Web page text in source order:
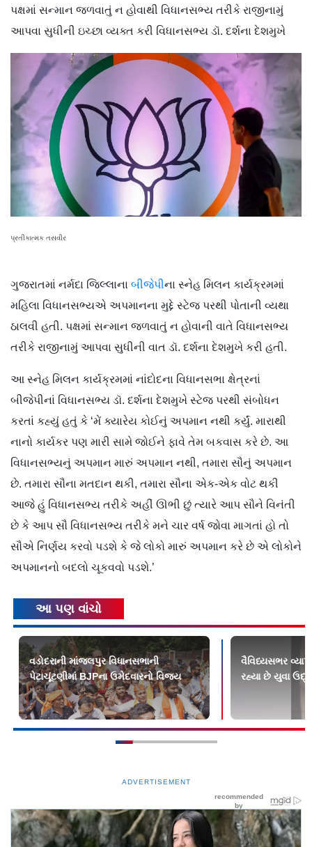
પક્ષમાં સન્માન જળવાતું ન હોવાથી વિધાનસભ્ય તરીકે રાજીનામું
આપવા સુધીની ઇચ્છા વ્યક્ત કરી વિધાનસભ્ય ડૉ. દર્શના દેશમુખે
પ્રતીકાત્મક તસવીર
ગુજરાતમાં નર્મદા જિલ્લાના બીજેપીના સ્નેહ મિલન કાર્યક્રમમાં
મહિલા વિધાનસભ્યએ અપમાનના મુદ્દે સ્ટેજ પરથી પોતાની વ્યથા
ઠાલવી હતી. પક્ષમાં સન્માન જળવાતું ન હોવાની વાતે વિધાનસભ્ય
તરીકે રાજીનામું આપવા સુધીની વાત ડૉ. દર્શના દેશમુખે કરી હતી.
આ સ્નેહ મિલન કાર્યક્રમમાં નાંદોદના વિધાનસભા ક્ષેત્રનાં
બીજેપીનાં વિધાનસભ્ય ડૉ. દર્શના દેશમુખે સ્ટેજ પરથી સંબોધન
કરતાં કહ્યું હતું કે ‘મેં ક્યારેય કોઈનું અપમાન નથી કર્યું. મારાથી
નાનો કાર્યકર પણ મારી સામે જોઈને ફાવે તેમ બકવાસ કરે છે. આ
વિધાનસભ્યનું અપમાન મારું અપમાન નથી, તમારા સૌનું અપમાન
છે. તમારા સૌના મતદાન થકી, તમારા સૌના એક-એક વોટ થકી
આજે હું વિધાનસભ્ય તરીકે અહીં ઊભી છું ત્યારે આપ સૌને વિનંતી
છે કે આપ સૌ વિધાનસભ્ય તરીકે મને ચાર વર્ષ જોવા માગતાં હો તો
સૌએ નિર્ણય કરવો પડશે કે જે લોકો મારું અપમાન કરે છે એ લોકોને
અપમાનનો બદલો ચૂકવવો પડશે.’
આ પણ વાંચો
વડોદરાની માંજલપુર વિધાનસભાની
પેટાચૂંટણીમાં BJPના ઉમેદવારનો વિજય
વૈવિધ્યસભર
રહ્યા છે યુવા
ADVERTISEMENT